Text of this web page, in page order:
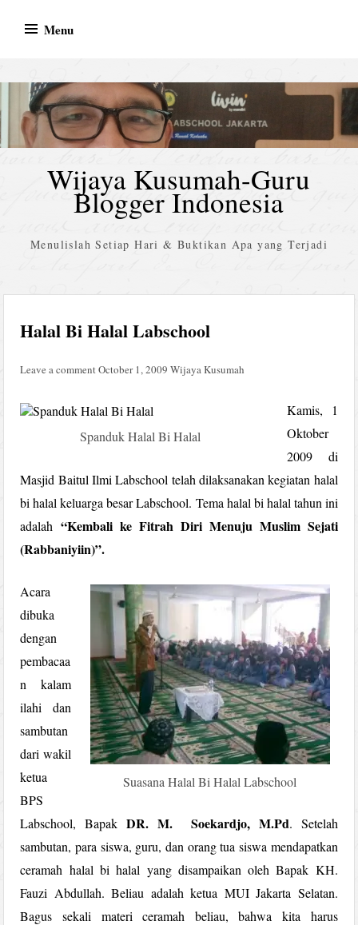
Menu
Wijaya Kusumah-Guru
Blogger Indonesia
Menulislah Setiap Hari & Buktikan Apa yang Terjadi
Halal Bi Halal Labschool
Leave a comment October 1, 2009 Wijaya Kusumah
Spanduk Halal Bi Halal
Kamis, 1
Oktober
2009 di
Masjid Baitul Ilmi Labschool telah dilaksanakan kegiatan halal
bi halal keluarga besar Labschool. Tema halal bi halal tahun ini
adalah “Kembali ke Fitrah Diri Menuju Muslim Sejati
(Rabbaniyiin)”.
Suasana Halal Bi Halal Labschool
Acara
dibuka
dengan
pembacaa
n kalam
ilahi dan
sambutan
dari wakil
ketua
BPS
Labschool, BapakDR. M. Soekardjo, M.Pd. Setelah
sambutan, para siswa, guru, dan orang tua siswa mendapatkan
ceramah halal bi halal yang disampaikan oleh Bapak KH.
Fauzi Abdullah. Beliau adalah ketua MUI Jakarta Selatan.
Bagus sekali materi ceramah beliau, bahwa kita harus